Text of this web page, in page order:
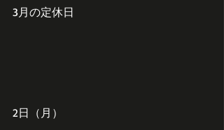
3月の定休日
2日（月）